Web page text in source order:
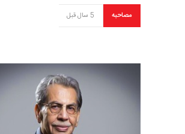
مصاحبه 5 سال قبل